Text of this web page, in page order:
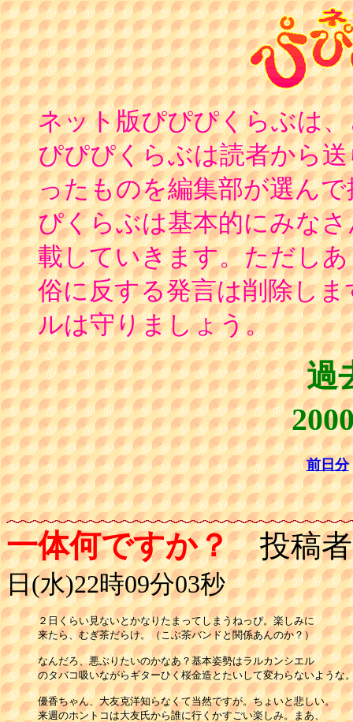
ネット版ぴぴぴくらぶは
ぴぴぴくらぶは読者から
ったものを編集部が選ん
ぴくらぶは基本的にみな
載していきます。ただし
俗に反する発言は削除し
ルは守りましょう。
過
前日分
一体何ですか？投稿者
日(水)22時09分03秒
２日くらい見ないとかなりたまってしまうねっぴ。楽しみに
来たら、むぎ茶だらけ。（こぶ茶バンドと関係あんのか？）
なんだろ、悪ぶりたいのかなあ？基本姿勢はラルカンシエル
のタバコ吸いながらギターひく桜金造とたいして変わらないような
優香ちゃん、大友克洋知らなくて当然ですが。ちょいと悲しい。
来週のホントコは大友氏から誰に行くかすごい楽しみ。まあ、